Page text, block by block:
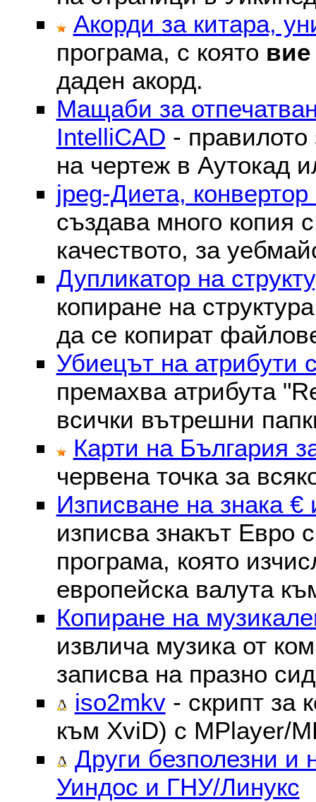
Акорди за китара,
програма, с която вие
даден акорд.
Мащаби за
IntelliCAD -
на чертеж в Аутокад
jpeg-Диета,
създава много копия
качеството, за
Дупликатор на
копиране на
да се копират
Убиецът на атрибути
премахва атрибутa
всички вътрешни
Карти на България
червена точка за
Изписване на знака €
изписва знакът Евро
програма, която
европейска валута
Копиране на
извлича музика от
записва на празно
iso2mkv- скрипт за
към XviD) с MPlayer/
Други безполезни и
Уиндос и ГНУ/Линукс